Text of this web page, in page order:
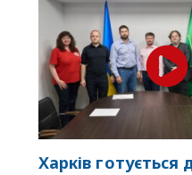
Харків готується